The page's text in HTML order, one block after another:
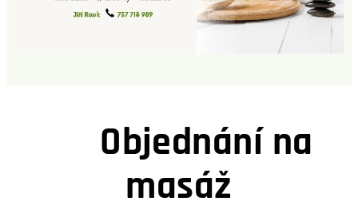
Objednání na
masáž